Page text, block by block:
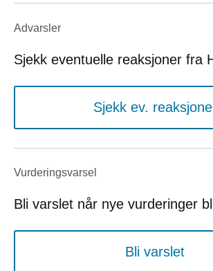
Advarsler
Sjekk eventuelle reaksjoner fra
Sjekk ev.
Vurderings­varsel
Bli varslet når nye vurderinger
Bli varslet